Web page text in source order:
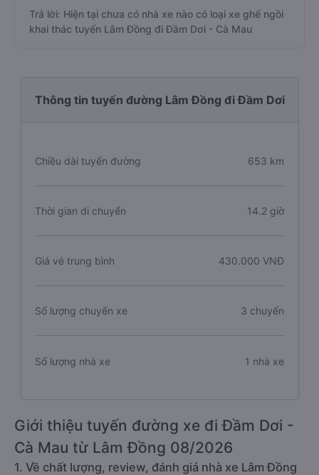
Trả lời: Hiện tại chưa có nhà xe nào có loại xe ghế ngồi
khai thác tuyến Lâm Đồng đi Đầm Dơi - Cà Mau
Thông tin tuyến đường Lâm Đồng đi Đầm Dơi
Chiều dài tuyến đường 653 km
Thời gian di chuyển 14.2 giờ
Giá vé trung bình 430.000 VNĐ
Số lượng chuyến xe 3 chuyến
Số lượng nhà xe 1 nhà xe
Giới thiệu tuyến đường xe đi Đầm Dơi -
Cà Mau từ Lâm Đồng 08/2026
1. Về chất lượng, review, đánh giá nhà xe Lâm Đồng